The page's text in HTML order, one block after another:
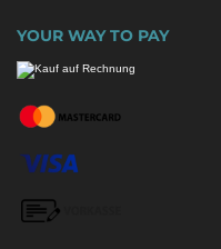
YOUR WAY TO PAY